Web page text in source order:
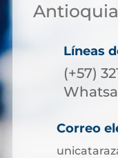
Antioquia
Líneas
(+57)
Correo